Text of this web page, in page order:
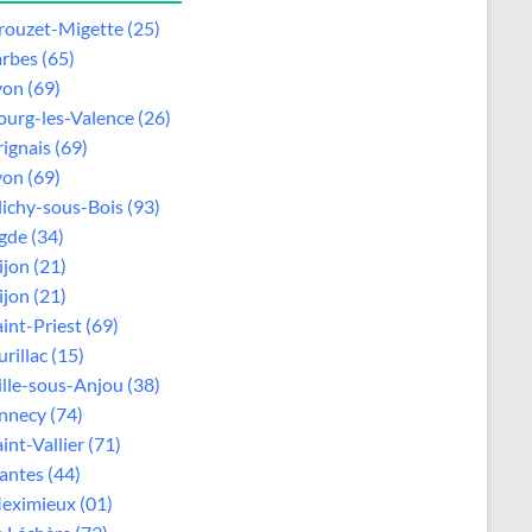
Migette (25)
(65)
(69)
les-Valence (26)
(69)
(69)
sous-Bois (93)
(34)
(21)
(21)
Priest (69)
(15)
sous-Anjou (38)
(74)
Vallier (71)
(44)
(01)